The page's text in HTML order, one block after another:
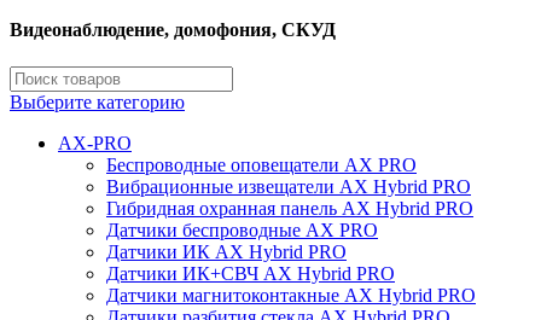
Видеонаблюдение, домофония, СКУД
Выберите категорию
AX-PRO
Беспроводные оповещатели AX PRO
Вибрационные извещатели AX Hybrid PRO
Гибридная охранная панель AX Hybrid PRO
Датчики беспроводные AX PRO
Датчики ИК AX Hybrid PRO
Датчики ИК+СВЧ AX Hybrid PRO
Датчики магнитоконтакные AX Hybrid PRO